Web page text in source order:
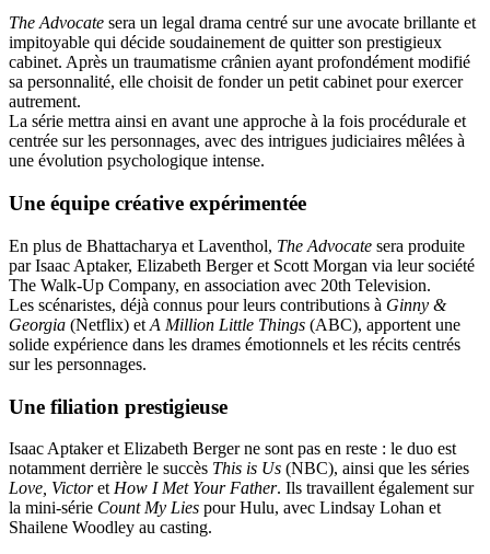
The Advocate sera un legal drama centré sur une avocate brillante et
impitoyable qui décide soudainement de quitter son prestigieux
cabinet. Après un traumatisme crânien ayant profondément modifié
sa personnalité, elle choisit de fonder un petit cabinet pour exercer
autrement.
La série mettra ainsi en avant une approche à la fois procédurale et
centrée sur les personnages, avec des intrigues judiciaires mêlées à
une évolution psychologique intense.
Une équipe créative expérimentée
En plus de Bhattacharya et Laventhol, The Advocate sera produite
par Isaac Aptaker, Elizabeth Berger et Scott Morgan via leur société
The Walk-Up Company, en association avec 20th Television.
Les scénaristes, déjà connus pour leurs contributions à Ginny &
Georgia (Netflix) et A Million Little Things (ABC), apportent une
solide expérience dans les drames émotionnels et les récits centrés
sur les personnages.
Une filiation prestigieuse
Isaac Aptaker et Elizabeth Berger ne sont pas en reste : le duo est
notamment derrière le succès This is Us (NBC), ainsi que les séries
Love, Victoret How I Met Your Father. Ils travaillent également sur
la mini-série Count My Lies pour Hulu, avec Lindsay Lohan et
Shailene Woodley au casting.